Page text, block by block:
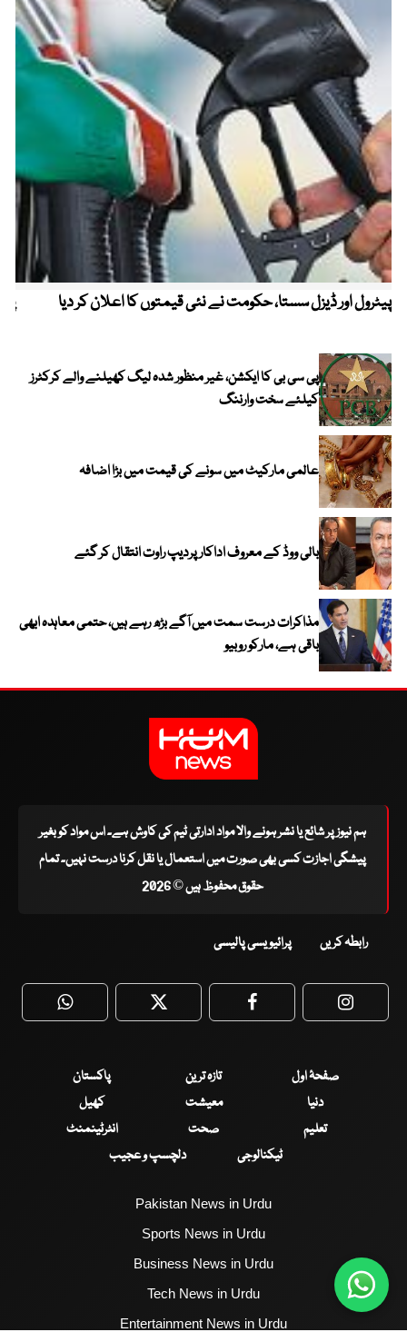
پیٹرول اور ڈیزل سستا، حکومت نے نئی قیمتوں کا اعلان کر دیا
پی سی بی کا ایکشن، غیر منظور شدہ لیگ کھیلنے والے کرکٹرز
کیلئے سخت وارننگ
عالمی مارکیٹ میں سونے کی قیمت میں بڑا اضافہ
بالی ووڈ کے معروف اداکار پردیپ راوت انتقال کر گئے
مذاکرات درست سمت میں آگے بڑھ رہے ہیں، حتمی معاہدہ ابھی
باقی ہے، مارکو روبیو
ہم نیوز پر شائع یا نشر ہونے والا مواد ادارتی ٹیم کی کاوش ہے۔ اس مواد کو بغیر
پیشگی اجازت کسی بھی صورت میں استعمال یا نقل کرنا درست نہیں۔ تمام
حقوق محفوظ ہیں © 2026
رابطہ کریں پرائیویسی پالیسی
WhatsApp Twitter Facebook
صفحۂ اول تازہ ترین
پاکستان
دنیا
معیشت
کھیل
تعلیم
صحت
انٹرٹینمنٹ
ٹیکنالوجی
دلچسپ و عجیب
Pakistan News in Urdu
Sports News in Urdu
Business News in Urdu
Tech News in Urdu
Entertainment News in Urdu